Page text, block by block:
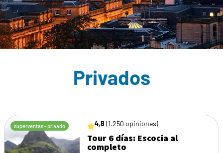
Privados
superventas - privado 4,8 (1.250 opiniones)
Tour 6 días: Escocia al
completo